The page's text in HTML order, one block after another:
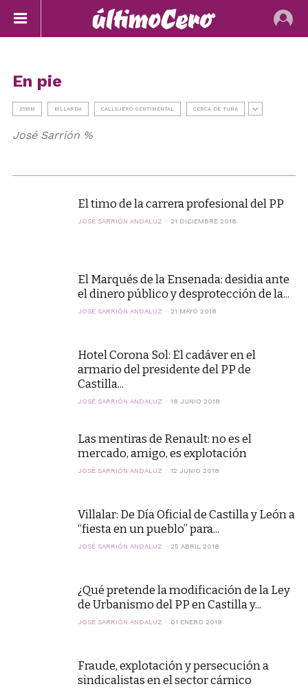
En pie
35MM BILLARDA CALLEJERO SENTIMENTAL CERCA DE TUÑA
José Sarrión %
El timo de la carrera profesional del PP
JOSÉ SARRIÓN ANDALUZ 21 DICIEMBRE 2018
El Marqués de la Ensenada: desidia ante
el dinero público y desprotección de la...
JOSÉ SARRIÓN ANDALUZ 21 MAYO 2018
Hotel Corona Sol: El cadáver en el
armario del presidente del PP de
Castilla...
JOSÉ SARRIÓN ANDALUZ 18 JUNIO 2018
Las mentiras de Renault: no es el
mercado, amigo, es explotación
JOSÉ SARRIÓN ANDALUZ 12 JUNIO 2018
Villalar: De Día Oficial de Castilla y León a
“fiesta en un pueblo” para...
JOSÉ SARRIÓN ANDALUZ 25 ABRIL 2018
¿Qué pretende la modificación de la Ley
de Urbanismo del PP en Castilla y...
JOSÉ SARRIÓN ANDALUZ 01 ENERO 2019
Fraude, explotación y persecución a
sindicalistas en el sector cárnico